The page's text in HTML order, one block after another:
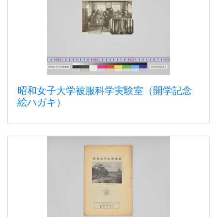
昭和女子大学被服科学実験室（開学記念
絵ハガキ）